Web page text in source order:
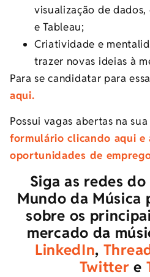
visualização de
e Tableau;
Criatividade e
trazer novas ideias à
Para se candidatar para
aqui.
Possui vagas abertas na sua
formulário clicando aqui e
oportunidades de
Siga as redes
Mundo da Música
sobre os
mercado da
LinkedIn,
Twittere